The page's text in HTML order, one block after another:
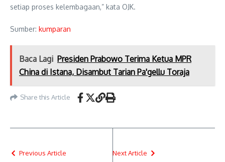
setiap proses kelembagaan,” kata OJK.
Sumber: kumparan
Baca Lagi Presiden Prabowo Terima Ketua MPR
China di Istana, Disambut Tarian Pa'gellu Toraja
Share this Article
Previous Article Next Article